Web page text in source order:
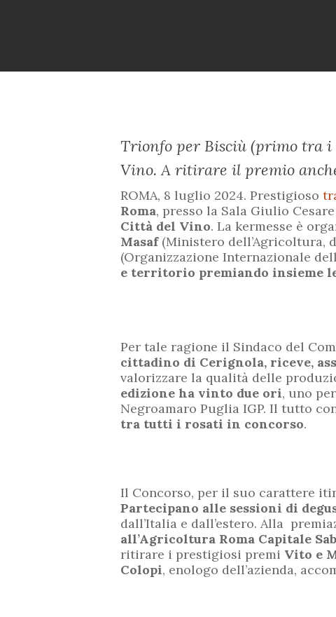
Trionfo per Bisciù (primo tra i
Vino. A ritirare il premio
ROMA, 8 luglio 2024. Prestigioso
Roma, presso la Sala Giulio
Città del Vino. La kermesse è
Masaf (Ministero dell’Agricoltura,
(Organizzazione Internazionale
e territorio premiando insieme
Per tale ragione il Sindaco del
cittadino di Cerignola, riceve,
valorizzare la qualità delle
edizione ha vinto due ori, uno
Negroamaro Puglia IGP. Il tutto
tra tutti i rosati in concorso.
Il Concorso, per il suo carattere
Partecipano alle sessioni di
dall’Italia e dall’estero. Alla
all’Agricoltura Roma Capitale
ritirare i prestigiosi premi Vito e
Colopi, enologo dell’azienda,